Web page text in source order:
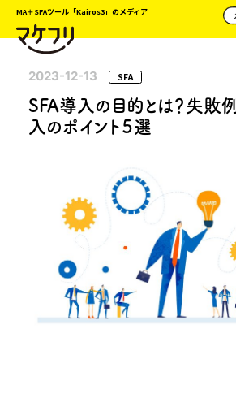
MA＋SFAツール「Kairos3」のメディア
2023-12-13 SFA
SFA導入の目的とは？失敗
入のポイント５選